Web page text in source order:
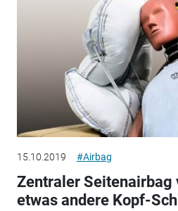
15.10.2019 #Airbag
Zentraler Seitenairbag
etwas andere Kopf-